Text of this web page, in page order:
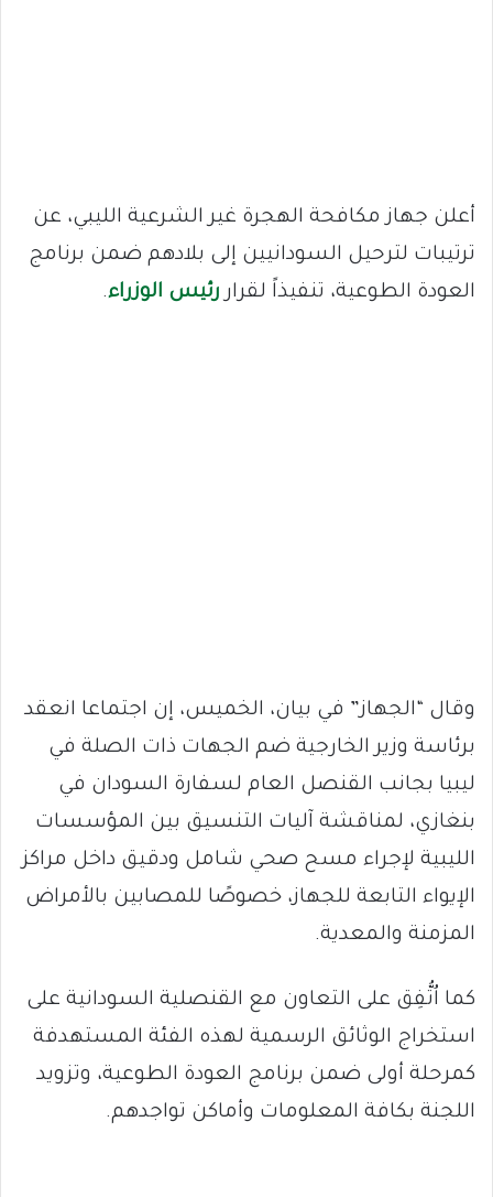
أعلن جهاز مكافحة الهجرة غير الشرعية الليبي، عن
ترتيبات لترحيل السودانيين إلى بلادهم ضمن برنامج
العودة الطوعية، تنفيذاً لقرار رئيس الوزراء.
وقال “الجهاز” في بيان، الخميس، إن اجتماعا انعقد
برئاسة وزير الخارجية ضم الجهات ذات الصلة في
ليبيا بجانب القنصل العام لسفارة السودان في
بنغازي، لمناقشة آليات التنسيق بين المؤسسات
الليبية لإجراء مسح صحي شامل ودقيق داخل مراكز
الإيواء التابعة للجهاز، خصوصًا للمصابين بالأمراض
المزمنة والمعدية.
كما اُتُّفِق على التعاون مع القنصلية السودانية على
استخراج الوثائق الرسمية لهذه الفئة المستهدفة
كمرحلة أولى ضمن برنامج العودة الطوعية، وتزويد
اللجنة بكافة المعلومات وأماكن تواجدهم.